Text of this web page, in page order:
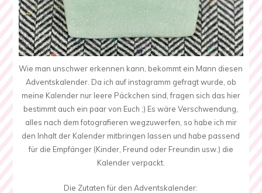
Wie man unschwer erkennen kann, bekommt ein Mann diesen
Adventskalender. Da ich auf instagramm gefragt wurde, ob
meine Kalender nur leere Päckchen sind, fragen sich das hier
bestimmt auch ein paar von Euch ;) Es wäre Verschwendung,
alles nach dem fotografieren wegzuwerfen, so habe ich mir
den Inhalt der Kalender mitbringen lassen und habe passend
für die Empfänger (Kinder, Freund oder Freundin usw.) die
Kalender verpackt.
Die Zutaten für den Adventskalender: